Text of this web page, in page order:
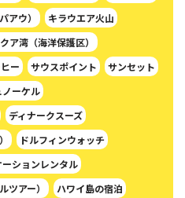
アウ）
キラウエア火山
ア湾（海洋保護区）
ー サウスポイント
サンセット
ノーケル
ディナークスーズ
ドルフィンウォッチ
ーションレンタル
ツアー）
ハワイ島の宿泊